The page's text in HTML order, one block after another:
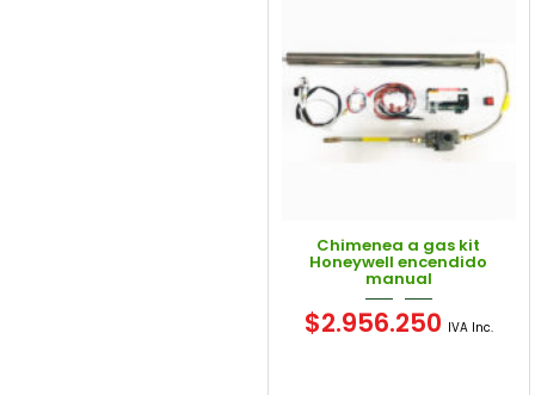
Chimenea a gas kit
Honeywell encendido
manual
$2.956.250 IVA Inc.